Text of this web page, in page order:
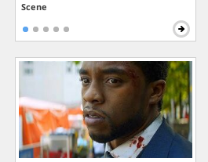
Scene